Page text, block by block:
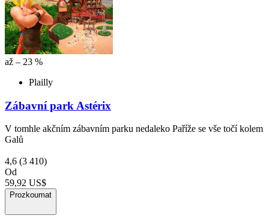
až – 23 %
Plailly
Zábavní park Astérix
V tomhle akčním zábavním parku nedaleko Paříže se vše točí kolem
Galů
4,6 (3 410)
Od
59,92 US$
Prozkoumat